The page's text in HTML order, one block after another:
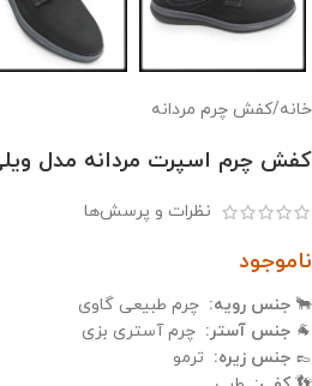
خانه/کفش چرم مردانه
کفش چرم اسپرت مردانه مدل
نظرات و پرسش‌ها
ناموجود
🐂 جنس رویه: چرم طبیعی گاوی
🐐 جنس آستر: چرم آستری بزی
👞 جنس زیره: ترمو